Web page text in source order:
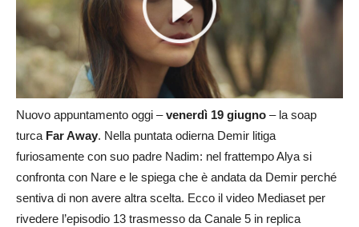
Nuovo appuntamento oggi –venerdì 19 giugno – la soap
turca Far Away. Nella puntata odierna Demir litiga
furiosamente con suo padre Nadim: nel frattempo Alya si
confronta con Nare e le spiega che è andata da Demir perché
sentiva di non avere altra scelta. Ecco il video Mediaset per
rivedere l’episodio 13 trasmesso da Canale 5 in replica